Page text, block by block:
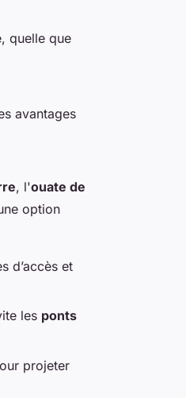
quelle que
avantages
, l'ouate de
option
d’accès et
les ponts
projeter